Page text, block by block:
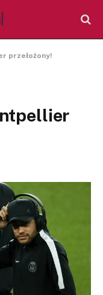
przełożony!